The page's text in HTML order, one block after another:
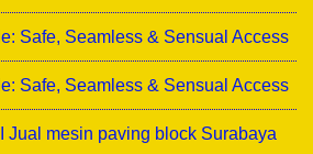
Safe, Seamless & Sensual Access
Safe, Seamless & Sensual Access
Jual mesin paving block Surabaya